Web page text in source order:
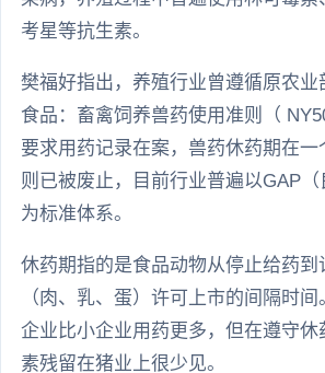
考星等抗生素。
樊福好指出，养殖行业曾遵循原农业
食品：畜禽饲养兽药使用准则（
要求用药记录在案，兽药休药期在
则已被废止，目前行业普遍以GAP
为标准体系。
休药期指的是食品动物从停止给药到
（肉、乳、蛋）许可上市的间隔时
企业比小企业用药更多，但在遵守休
素残留在猪业上很少见。